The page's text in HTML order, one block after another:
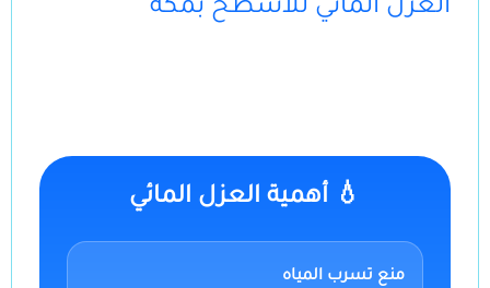
العزل المائي للأسطح بمكة
💧 أهمية العزل المائي
منع تسرب المياه